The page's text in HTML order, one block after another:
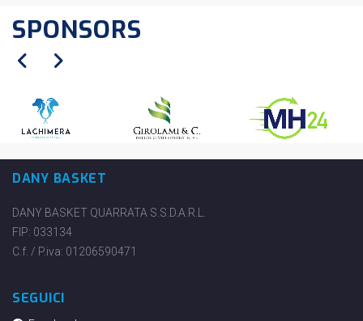
SPONSORS
DANY BASKET
DANY BASKET QUARRATA S.S.D.A.R.L.
FIP: 033134
C.f. / P.iva: 01206590471
SEGUICI